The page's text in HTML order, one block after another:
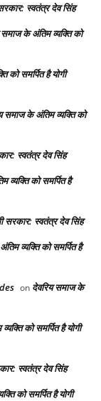
स्वतंत्र देव सिंह
समाज के अंतिम व्यक्ति को
को समर्पित है योगी
समाज के अंतिम व्यक्ति को
स्वतंत्र देव सिंह
व्यक्ति को समर्पित है
सरकार: स्वतंत्र देव सिंह
व्यक्ति को समर्पित है
on देवरिय समाज के
को समर्पित है योगी
स्वतंत्र देव सिंह
को समर्पित है योगी